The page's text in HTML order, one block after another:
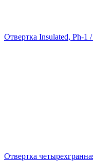
Отвертка Insulated, Ph-
Отвертка